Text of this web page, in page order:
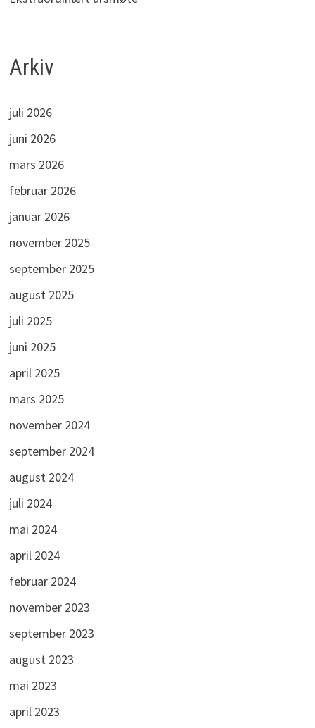
Arkiv
juli 2026
juni 2026
mars 2026
februar 2026
januar 2026
november 2025
september 2025
august 2025
juli 2025
juni 2025
april 2025
mars 2025
november 2024
september 2024
august 2024
juli 2024
mai 2024
april 2024
februar 2024
november 2023
september 2023
august 2023
mai 2023
april 2023